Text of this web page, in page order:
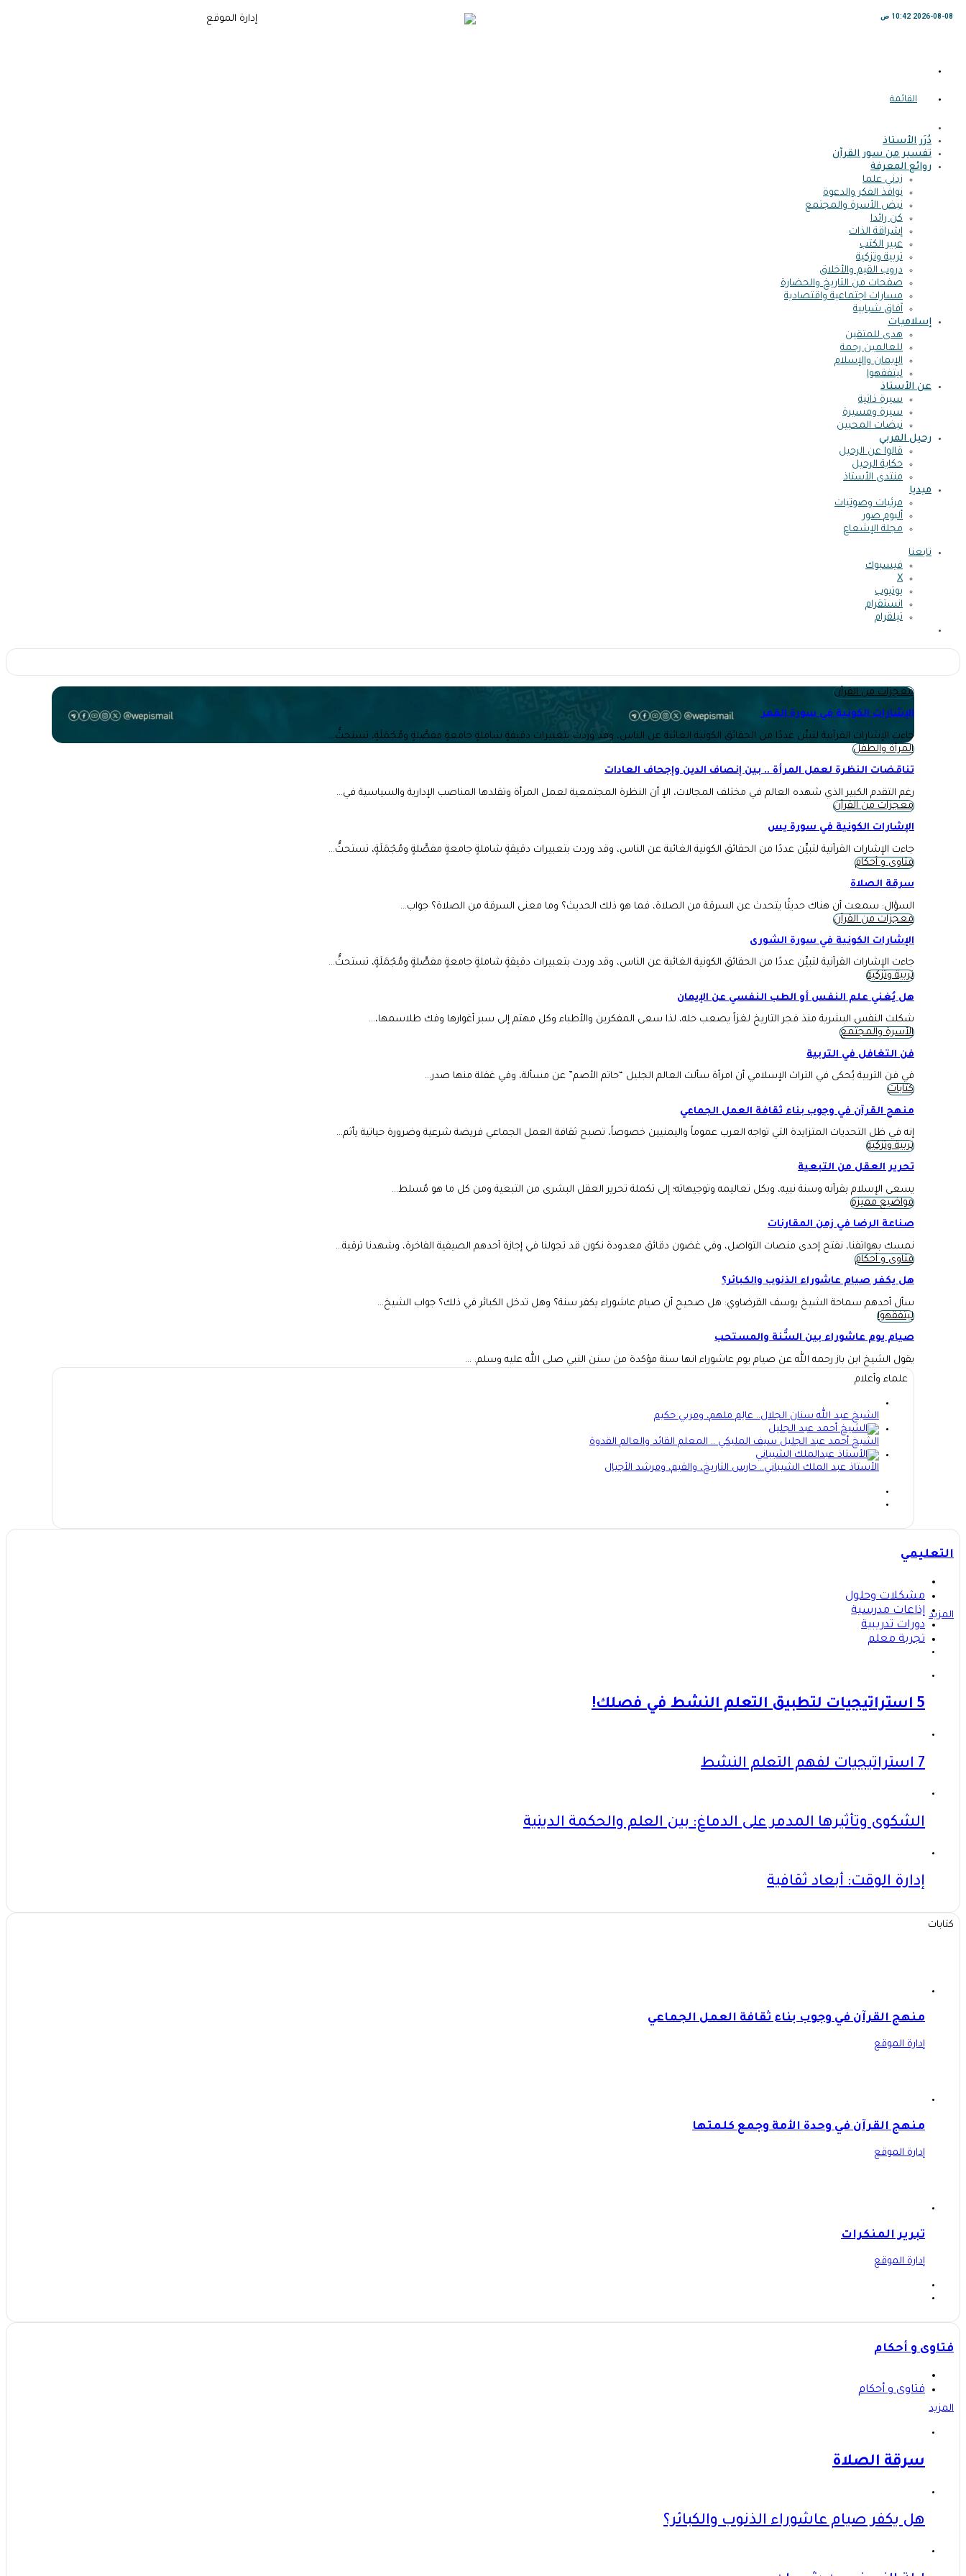
2026-08-08 10:42 ص
القائمة
دُرَر الأستاذ
تفسير من سور القرآن
روائع المعرفة
زدني علما
نوافذ الفكر والدعوة
نبض الأسرة والمجتمع
كن رائدا
إشراقة الذات
عبير الكتب
تربية وتزكية
دروب القيم والأخلاق
صفحات من التاريخ والحضارة
مسارات اجتماعية واقتصادية
آفاق شبابية
إسلاميات
هدى للمتقين
للعالمين رحمة
الإيمان والإسلام
ليتفقهوا
عن الأستاذ
سيرة ذاتية
سيرة ومسيرة
نبضات المحبين
رحيل المربي
قالوا عن الرحيل
حكاية الرحيل
منتدى الأستاذ
ميديا
مرئيات وصوتيات
ألبوم صور
مجلة الإشعاع
تابعنا
فيسبوك
X
يوتيوب
انستقرام
تيلقرام
معجزات من القرآن
الإشارات الكونية في سورة القمر
جاءت الإشارات القرآنية لتبيِّن عددًا من الحقائق الكونية الغائبة عن الناس، وقد وردت بتعبيرات دقيقةٍ شاملةٍ جامعةٍ مفصَّلةٍ ومُجْمَلَةٍ، تستحثُّ…
المرأة والطفل
تناقضات النظرة لعمل المرأة .. بين إنصاف الدين وإجحاف العادات
رغم التقدم الكبير الذي شهده العالم في مختلف المجالات، الإ أن النظرة المجتمعية لعمل المرأة وتقلدها المناصب الإدارية والسياسية في…
معجزات من القرآن
الإشارات الكونية في سورة يس
جاءت الإشارات القرآنية لتبيِّن عددًا من الحقائق الكونية الغائبة عن الناس، وقد وردت بتعبيرات دقيقةٍ شاملةٍ جامعةٍ مفصَّلةٍ ومُجْمَلَةٍ، تستحثُّ…
فتاوى و أحكام
سرقة الصلاة
السؤال: سمعت أن هناك حديثًا يتحدث عن السرقة من الصلاة، فما هو ذلك الحديث؟ وما معنى السرقة من الصلاة؟ جواب…
معجزات من القرآن
الإشارات الكونية في سورة الشورى
جاءت الإشارات القرآنية لتبيِّن عددًا من الحقائق الكونية الغائبة عن الناس، وقد وردت بتعبيرات دقيقةٍ شاملةٍ جامعةٍ مفصَّلةٍ ومُجْمَلَةٍ، تستحثُّ…
تربية وتزكية
هل يُغني علم النفس أو الطب النفسي عن الإيمان
شكلت النفس البشرية منذ فجر التاريخ لغزاً يصعب حله، لذا سعى المفكرين والأطباء وكل مهتم إلى سبر أغوارها وفك طلاسمها،…
الأسرة والمجتمع
فن التغافل في التربية
في فن التربية يُحكى في التراث الإسلامي أن امرأة سألت العالم الجليل “حاتم الأصم” عن مسألة، وفي غفلة منها صدر…
كتابات
منهج القرآن في وجوب بناء ثقافة العمل الجماعي
إنه في ظل التحديات المتزايدة التي تواجه العرب عموماً واليمنيين خصوصاً، تصبح ثقافة العمل الجماعي فريضة شرعية وضرورة حياتية يأثم…
تربية وتزكية
تحرير العقل من التبعية
يسعى الإسلام بقرآنه وسنة نبيه، وبكل تعاليمه وتوجيهاته؛ إلى تكملة تحرير العقل البشرى من التبعية ومن كل ما هو مُسلط…
مواضيع مميزة
صناعة الرضا في زمن المقارنات
نمسك بهواتفنا، نفتح إحدى منصات التواصل، وفي غضون دقائق معدودة نكون قد تجولنا في إجازة أحدهم الصيفية الفاخرة، وشهدنا ترقية…
فتاوى و أحكام
هل يكفر صيام عاشوراء الذنوب والكبائر؟
سأل أحدهم سماحة الشيخ يوسف القرضاوي: هل صحيح أن صيام عاشوراء يكفر سنة؟ وهل تدخل الكبائر في ذلك؟ جواب الشيخ…
ليتفقهوا
صيام يوم عاشوراء بين السُّنة والمستحب
يقول الشيخ ابن باز رحمه الله عن صيام يوم عاشوراء انها سنة مؤكدة من سنن النبي صلى الله عليه وسلم. …
علماء وأعلام
الشيخ عبد الله سنان الجلال.. عالِم ملهم، ومربي حكيم
الشيخ أحمد عبد الجليل سيف المليكي .. المعلم القائد والعالم القدوة
الأستاذ عبد الملك الشيباني.. حارس التاريخ، والقيم، ومرشد الأجيال
التعليمي
مشكلات وحلول
إذاعات مدرسية
دورات تدريبية
تجربة معلم
المزيد
5 استراتيجيات لتطبيق التعلم النشط في فصلك!
7 استراتيجيات لفهم التعلم النشط
الشكوى وتأثيرها المدمر على الدماغ: بين العلم والحكمة الدينية
إدارة الوقت: أبعاد ثقافية
كتابات
منهج القرآن في وجوب بناء ثقافة العمل الجماعي
إدارة الموقع
منهج القرآن في وحدة الأمة وجمع كلمتها
إدارة الموقع
تبرير المنكرات
إدارة الموقع
فتاوى و أحكام
فتاوى و أحكام
المزيد
سرقة الصلاة
هل يكفر صيام عاشوراء الذنوب والكبائر؟